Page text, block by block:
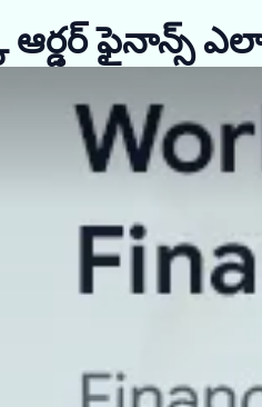
ఆర్డర్ ఫైనాన్స్